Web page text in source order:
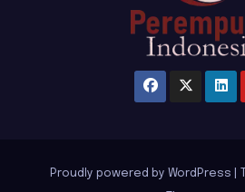
Proudly powered by WordPress